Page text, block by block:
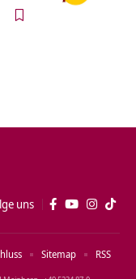
uns
Sitemap RSS